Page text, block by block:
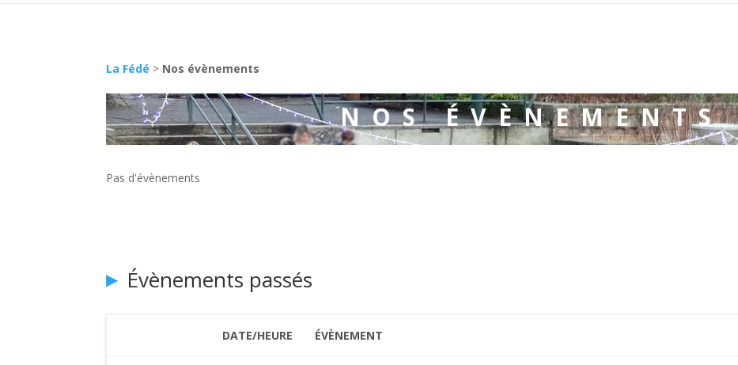
La Fédé > Nos évènements
NOS ÉVÈNEMENTS
Pas d'évènements
Évènements passés
DATE/HEURE ÉVÈNEMENT